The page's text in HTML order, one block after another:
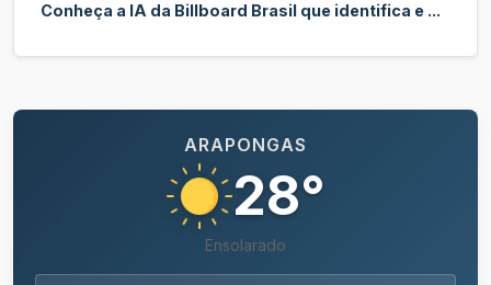
Conheça a IA da Billboard Brasil que identifica e ...
ARAPONGAS
28°
Ensolarado